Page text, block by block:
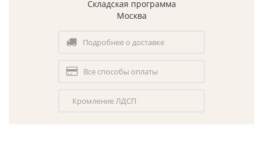
Складская программа
Москва
Подробнее о доставке
Все способы оплаты
Кромление ЛДСП